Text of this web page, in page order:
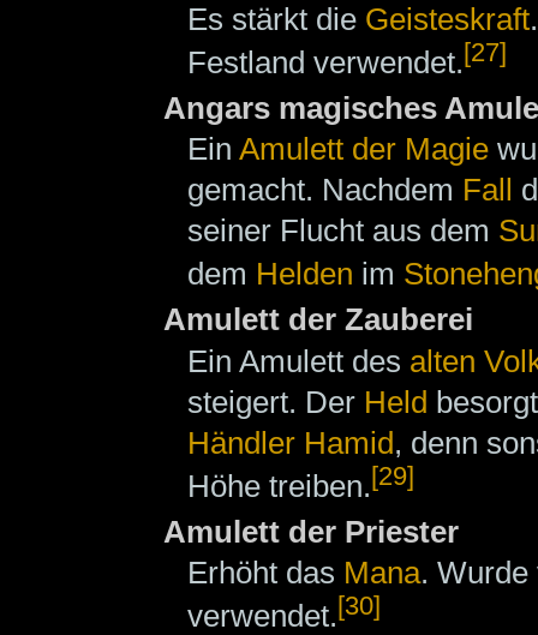
Es stärkt die Geisteskraft
Festland verwendet.[27]
Angars magisches
Ein Amulett der Magie
gemacht. Nachdem Fall
seiner Flucht aus dem
dem Helden im
Amulett der Zauberei
Ein Amulett des alten
steigert. Der Held
Händler Hamid, denn
Höhe treiben.[29]
Amulett der Priester
Erhöht das Mana.
verwendet.[30]